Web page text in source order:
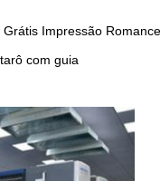
Impressão
com guia